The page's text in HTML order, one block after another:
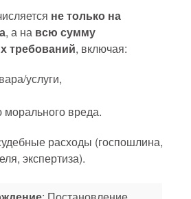
не только на
, а на всю сумму
требований, включая:
услуги,
вреда.
расходы (госпошлина,
экспертиза).